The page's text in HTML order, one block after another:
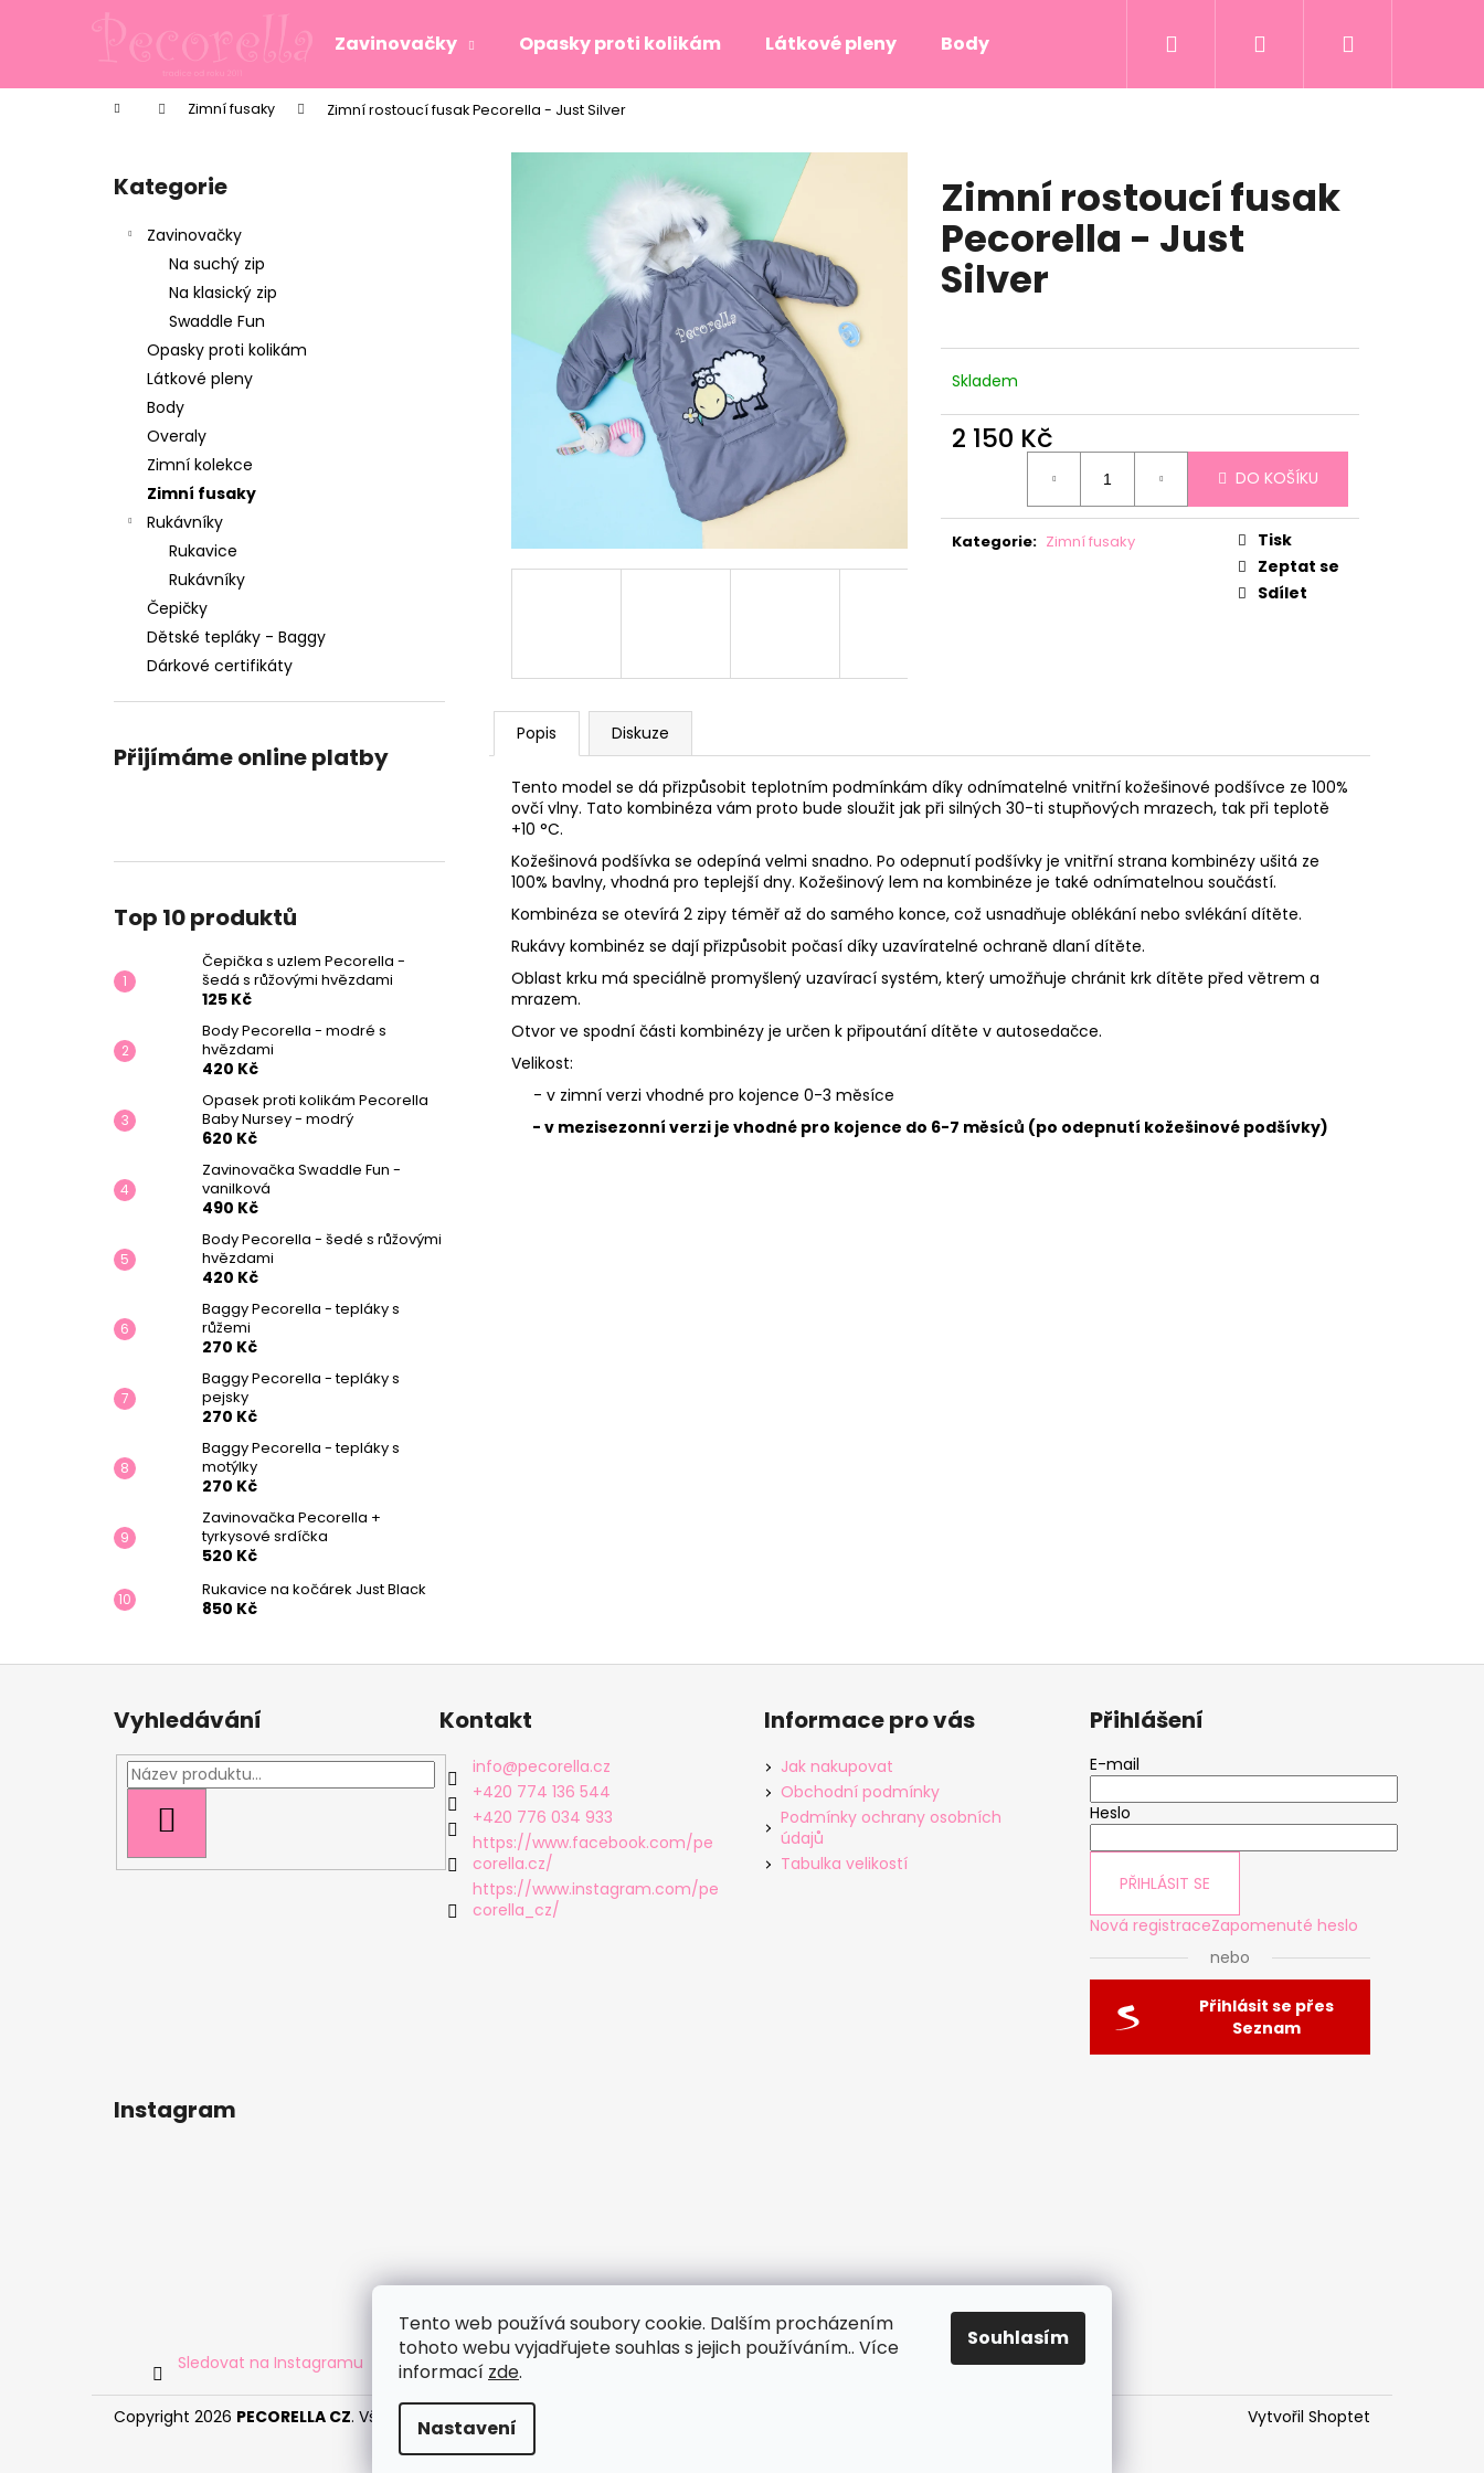
Tento web používá soubory cookie. Dalším procházením
tohoto webu vyjadřujete souhlas s jejich používáním.. Více
informací zde.
Nastavení
Souhlasím
Zavinovačky Opasky proti kolikám Látkové pleny Body Zimní kolekce Zimní fusaky
Přihlášení
Domů Zimní fusaky Zimní rostoucí fusak Pecorella - Just Silver
Přeskočit
kategorie
Kategorie
Zavinovačky
Na suchý zip
Na klasický zip
Swaddle Fun
Opasky proti kolikám
Látkové pleny
Body
Overaly
Zimní kolekce
Zimní fusaky
Rukávníky
Rukavice
Rukávníky
Čepičky
Dětské tepláky - Baggy
Dárkové certifikáty
Přijímáme online platby
Top 10 produktů
Čepička s uzlem Pecorella -
šedá s růžovými hvězdami
125 Kč
Body Pecorella - modré s
hvězdami
420 Kč
Opasek proti kolikám Pecorella
Baby Nursey - modrý
620 Kč
Zavinovačka Swaddle Fun -
vanilková
490 Kč
Body Pecorella - šedé s růžovými
hvězdami
420 Kč
Baggy Pecorella - tepláky s
růžemi
270 Kč
Baggy Pecorella - tepláky s
pejsky
270 Kč
Baggy Pecorella - tepláky s
motýlky
270 Kč
Zavinovačka Pecorella +
tyrkysové srdíčka
520 Kč
Rukavice na kočárek Just Black
850 Kč
Zimní rostoucí fusak
Pecorella - Just
Silver
Skladem
2 150 Kč
DO KOŠÍKU
Kategorie: Zimní fusaky
Tisk
Zeptat se
Sdílet
Popis Diskuze
Tento model se dá přizpůsobit teplotním podmínkám díky odnímatelné vnitřní kožešinové podšívce ze 100%
ovčí vlny. Tato kombinéza vám proto bude sloužit jak při silných 30-ti stupňových mrazech, tak při teplotě
+10 °C.
Kožešinová podšívka se odepíná velmi snadno. Po odepnutí podšívky je vnitřní strana kombinézy ušitá ze
100% bavlny, vhodná pro teplejší dny. Kožešinový lem na kombinéze je také odnímatelnou součástí.
Kombinéza se otevírá 2 zipy téměř až do samého konce, což usnadňuje oblékání nebo svlékání dítěte.
Rukávy kombinéz se dají přizpůsobit počasí díky uzavíratelné ochraně dlaní dítěte.
Oblast krku má speciálně promyšlený uzavírací systém, který umožňuje chránit krk dítěte před větrem a
mrazem.
Otvor ve spodní části kombinézy je určen k připoutání dítěte v autosedačce.
Velikost:
- v zimní verzi vhodné pro kojence 0-3 měsíce
- v mezisezonní verzi je vhodné pro kojence do 6-7 měsíců (po odepnutí kožešinové podšívky)
í
Zpět
do
Zpět
do
Co potřebujete najít?
Doporučujeme
ČEPIČKA S UZLEM PECORELLA - ŠEDÁ S
RŮŽOVÝMI HVĚZDAMI
125 Kč
BODY PECORELLA - MODRÉ S HVĚZDAMI
OPASEK PROTI KOLIKÁM PECORELLA
BABY NURSEY - MODRÝ
620 Kč
Z
Vyhledávání Kontakt
info@pecorella.cz
+420 774 136 544
+420 776 034 933
https://www.facebook.com/pe
corella.cz/
https://www.instagram.com/pe
corella_cz/
Informace pro vás
Jak nakupovat
Obchodní podmínky
Podmínky ochrany osobních
údajů
Tabulka velikostí
Přihlášení
E-mail
Heslo
PŘIHLÁSIT SE
Nová registraceZapomenuté heslo
nebo
Přihlásit se přes
Seznam
Instagram
Sledovat na Instagramu
Vytvořil Shoptet
Copyright 2026 PECORELLA CZ. Všechna práva vyhrazena.